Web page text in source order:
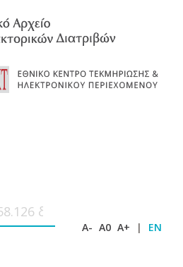
A- A0 A+ | EN